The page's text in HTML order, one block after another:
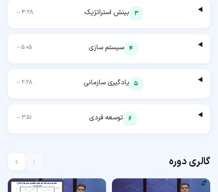
3 بینش استراتژیک 4:28
4 سیستم سازی 5:05
5 یادگیری سازمانی 2:28
6 توسعه فردی 3:51
گالری دوره